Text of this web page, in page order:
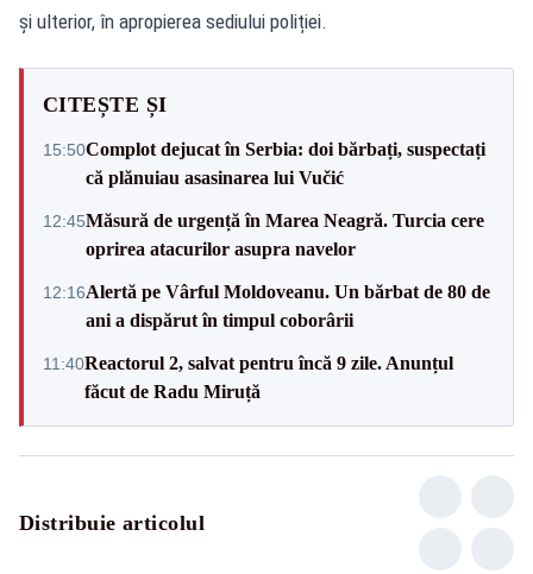
și ulterior, în apropierea sediului poliției.
CITEȘTE ȘI
15:50Complot dejucat în Serbia: doi bărbați, suspectați
că plănuiau asasinarea lui Vučić
12:45Măsură de urgență în Marea Neagră. Turcia cere
oprirea atacurilor asupra navelor
12:16Alertă pe Vârful Moldoveanu. Un bărbat de 80 de
ani a dispărut în timpul coborârii
11:40Reactorul 2, salvat pentru încă 9 zile. Anunțul
făcut de Radu Miruță
Distribuie articolul